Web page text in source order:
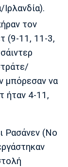
τον
(9-11, 11-3,
μπόρεσαν να
ήταν 4-11,
Ρασάνεν (Νο